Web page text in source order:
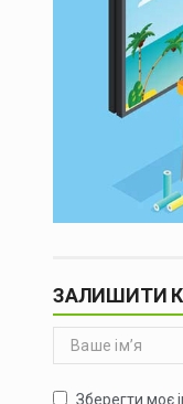
ЗАЛИШИТИ
Зберегти моє